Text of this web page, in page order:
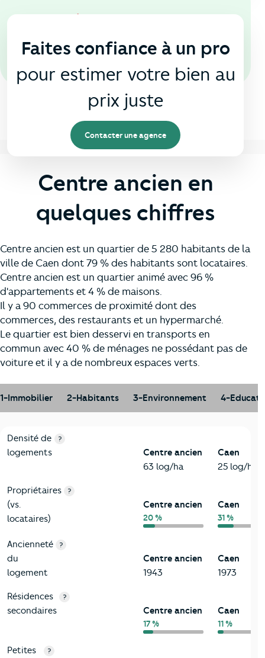
En agence
Faites confiance à un pro
pour estimer votre bien au
prix juste
Contacter une agence
Centre ancien en
quelques chiffres
Centre ancien est un quartier de 5 280 habitants de la
ville de Caen dont 79 % des habitants sont locataires.
Centre ancien est un quartier animé avec 96 %
d'appartements et 4 % de maisons.
Il y a 90 commerces de proximité dont des
commerces, des restaurants et un hypermarché.
Le quartier est bien desservi en transports en
commun avec 40 % de ménages ne possédant pas de
voiture et il y a de nombreux espaces verts.
1-Immobilier 2-Habitants 3-Environnement 4-
1-Immobilier
Critères Centre ancien
Densité de
logements
?
Centre ancien
63 log/ha
Caen
25 log/ha
Propriétaires
(vs.
locataires)
?
Centre ancien
20 %
Caen
31 %
Ancienneté
du
logement
?
Centre ancien
1943
Caen
1973
Résidences
secondaires
?
Centre ancien
17 %
Caen
11 %
Petites
?